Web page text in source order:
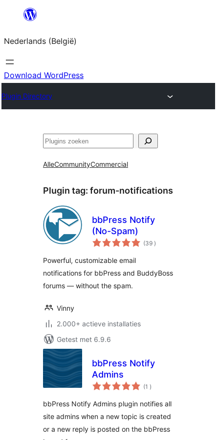
Spring
de
inhoud
Nederlands (België)
Download WordPress
Plugin Directory
Zoeken
AlleCommunityCommercial
Plugin tag: forum-notifications
bbPress Notify
(No-Spam)
(39 aantal
beoordelingen
)
Powerful, customizable email
notifications for bbPress and BuddyBoss
forums — without the spam.
Vinny
2.000+ actieve installaties
Getest met 6.9.6
bbPress Notify
Admins
(1 aantal
beoordelingen
)
bbPress Notify Admins plugin notifies all
site admins when a new topic is created
or a new reply is posted on the bbPress